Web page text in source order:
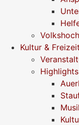
Kultur & Freizeit
Highlights